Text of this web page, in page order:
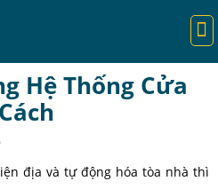
Hệ Thống Cửa
địa và tự động hóa tòa nhà thì